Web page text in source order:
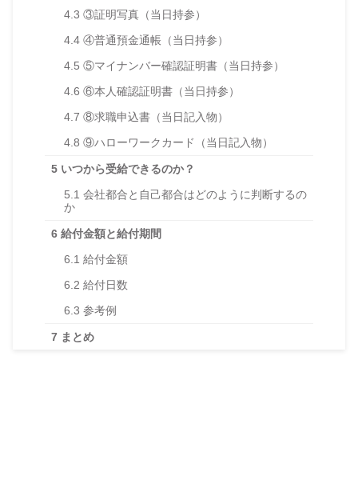
4.3 ③証明写真（当日持参）
4.4 ④普通預金通帳（当日持参）
4.5 ⑤マイナンバー確認証明書（当日持参）
4.6 ⑥本人確認証明書（当日持参）
4.7 ⑧求職申込書（当日記入物）
4.8 ⑨ハローワークカード（当日記入物）
5 いつから受給できるのか？
5.1 会社都合と自己都合はどのように判断するの
か
6 給付金額と給付期間
6.1 給付金額
6.2 給付日数
6.3 参考例
7 まとめ